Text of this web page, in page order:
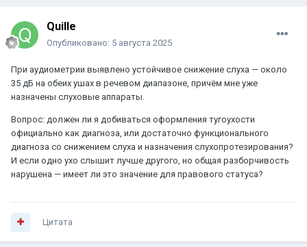
Quille
Опубликовано: 5 августа 2025
При аудиометрии выявлено устойчивое снижение слуха — около
35 дБ на обеих ушах в речевом диапазоне, причём мне уже
назначены слуховые аппараты.
Вопрос: должен ли я добиваться оформления тугоухости
официально как диагноза, или достаточно функционального
диагноза со снижением слуха и назначения слухопротезирования?
И если одно ухо слышит лучше другого, но общая разборчивость
нарушена — имеет ли это значение для правового статуса?
Цитата